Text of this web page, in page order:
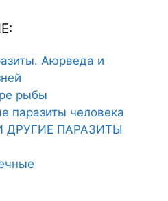
Аюрведа и
рыбы
паразиты человека
ДРУГИЕ ПАРАЗИТЫ